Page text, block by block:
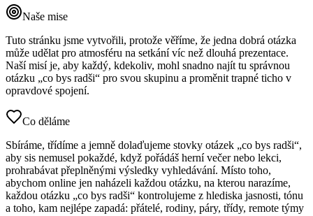
Naše mise
Tuto stránku jsme vytvořili, protože věříme, že jedna dobrá otázka
může udělat pro atmosféru na setkání víc než dlouhá prezentace.
Naší misí je, aby každý, kdekoliv, mohl snadno najít tu správnou
otázku „co bys radši“ pro svou skupinu a proměnit trapné ticho v
opravdové spojení.
Co děláme
Sbíráme, třídíme a jemně dolaďujeme stovky otázek „co bys radši“,
aby sis nemusel pokaždé, když pořádáš herní večer nebo lekci,
prohrabávat přeplněnými výsledky vyhledávání. Místo toho,
abychom online jen naházeli každou otázku, na kterou narazíme,
každou otázku „co bys radši“ kontrolujeme z hlediska jasnosti, tónu
a toho, kam nejlépe zapadá: přátelé, rodiny, páry, třídy, remote týmy